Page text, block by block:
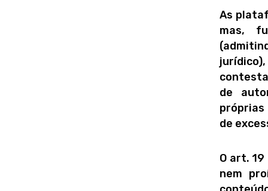
As
mas,
de
próprias
de
O art.
nem